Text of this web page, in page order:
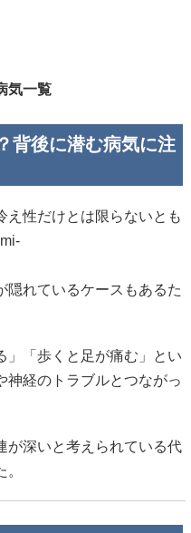
気一覧
背後に潜む病気に注
え性だけとは限らないとも
隠れているケースもあるた
」「歩くと足が痛む」とい
神経のトラブルとつながっ
が深いと考えられている代